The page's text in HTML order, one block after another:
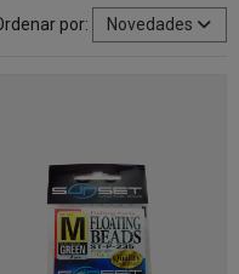
por: Novedades